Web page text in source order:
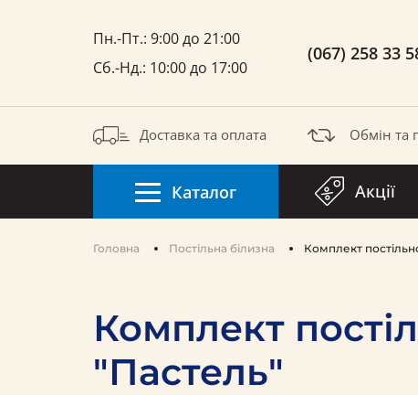
Пн.-Пт.: 9:00 до 21:00
Сб.-Нд.: 10:00 до 17:00
(067) 258 33
Доставка та оплата Обмін та
Каталог Акції
Головна Постільна білизна Комплект
Комплект
"Пастель"